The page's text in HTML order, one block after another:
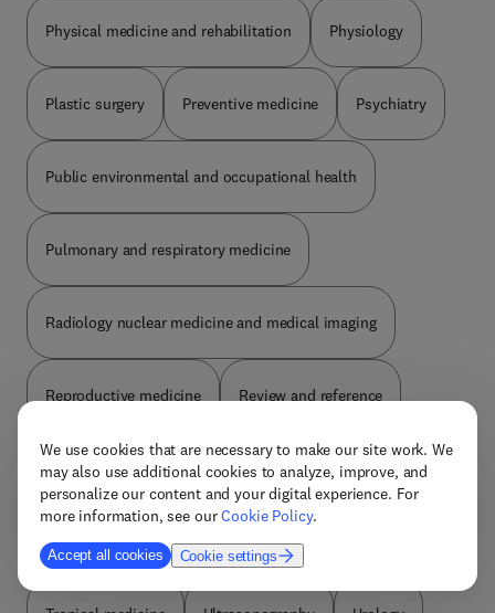
We use cookies that are necessary to make our site work. We
may also use additional cookies to analyze, improve, and
personalize our content and your digital experience. For
more information, see ourCookie Policy.
Accept all cookies Cookie settings
Physical medicine and rehabilitation Physiology
Plastic surgery Preventive medicine Psychiatry
Public environmental and occupational health
Pulmonary and respiratory medicine
Radiology nuclear medicine and medical imaging
Reproductive medicine Review and reference
Rheumatology Social medicine Sports medicine
Substance abuse Surgery Thoracic surgery